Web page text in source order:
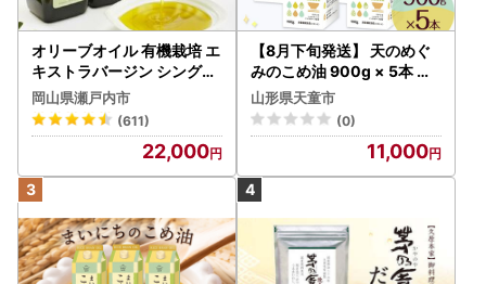
オリーブオイル 有機栽培 エ
キストラバージン シングル
2本 オリーブオイル
岡山県瀬戸内市
(611)
22,000
【8月下旬発送】 天のめぐ
みのこめ油 900g × 5本 米
油
山形県天童市
(0)
11,000